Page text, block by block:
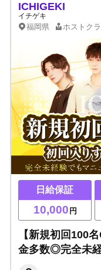
ICHIGEKI
イチゲキ
福岡県 ホストク
日給保証
10,000 円
【新規初回100
金多数◎完全未